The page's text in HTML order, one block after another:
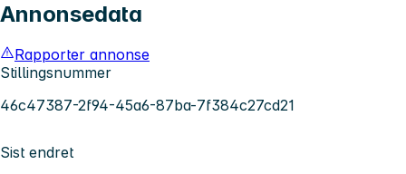
Annonsedata
Rapporter annonse
Stillingsnummer
46c47387-2f94-45a6-87ba-7f384c27cd21
Sist endret